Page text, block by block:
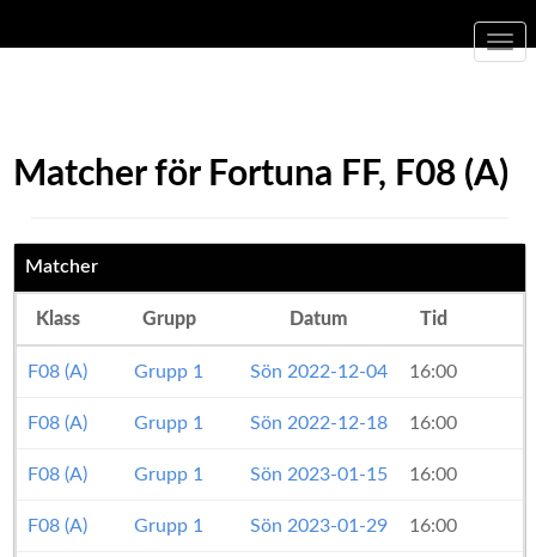
Matcher för Fortuna FF, F08 (A)
Matcher
Klass Grupp Datum Tid
F08 (A) Grupp 1 Sön 2022-12-04 16:00
F08 (A) Grupp 1 Sön 2022-12-18 16:00
F08 (A) Grupp 1 Sön 2023-01-15 16:00
F08 (A) Grupp 1 Sön 2023-01-29 16:00